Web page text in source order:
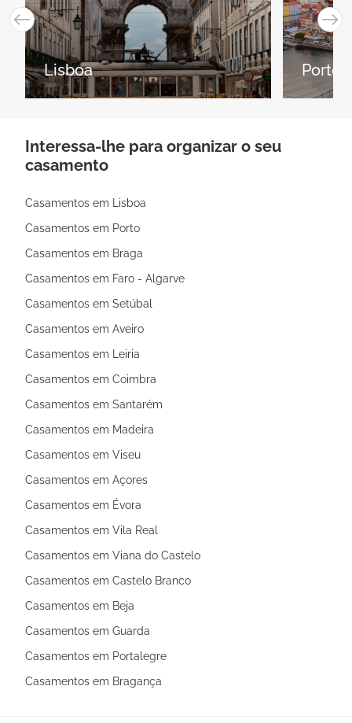
Lisboa Porto
Interessa-lhe para organizar o seu
casamento
Casamentos em Lisboa
Casamentos em Porto
Casamentos em Braga
Casamentos em Faro - Algarve
Casamentos em Setúbal
Casamentos em Aveiro
Casamentos em Leiria
Casamentos em Coimbra
Casamentos em Santarém
Casamentos em Madeira
Casamentos em Viseu
Casamentos em Açores
Casamentos em Évora
Casamentos em Vila Real
Casamentos em Viana do Castelo
Casamentos em Castelo Branco
Casamentos em Beja
Casamentos em Guarda
Casamentos em Portalegre
Casamentos em Bragança